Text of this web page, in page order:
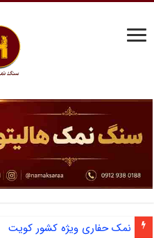
نمک حفاری ویژه کشور کویت